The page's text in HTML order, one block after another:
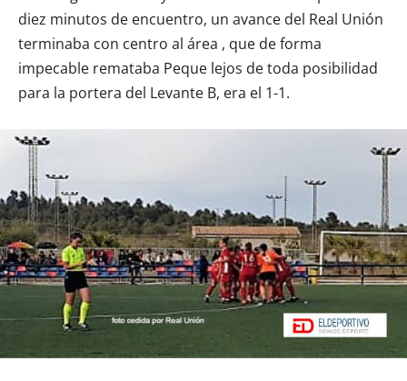
diez minutos de encuentro, un avance del Real Unión
terminaba con centro al área , que de forma
impecable remataba Peque lejos de toda posibilidad
para la portera del Levante B, era el 1-1.